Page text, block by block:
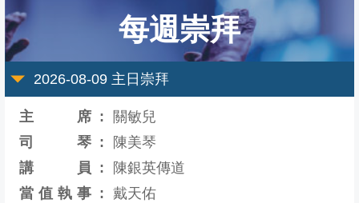
每週崇拜
2026-08-09 主日崇拜
主席
關敏兒
司琴
陳美琴
講員
陳銀英傳道
當值執事
戴天佑